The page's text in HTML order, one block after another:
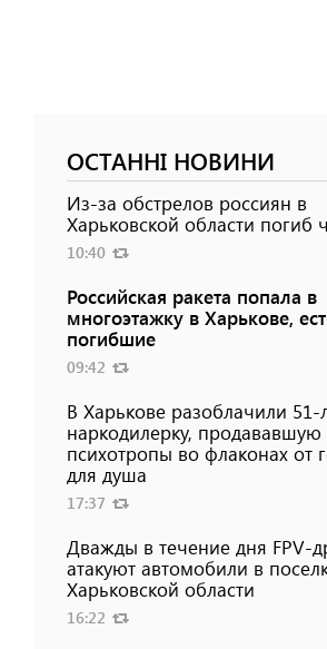
ОСТАННІ НОВИНИ
Из-за обстрелов россиян в
Харьковской области погиб
10:40
Российская ракета попала в
многоэтажку в Харькове,
погибшие
09:42
В Харькове разоблачили
наркодилерку, продававшую
психотропы во флаконах от
для душа
17:37
Дважды в течение дня FPV-
атакуют автомобили в
Харьковской области
16:22